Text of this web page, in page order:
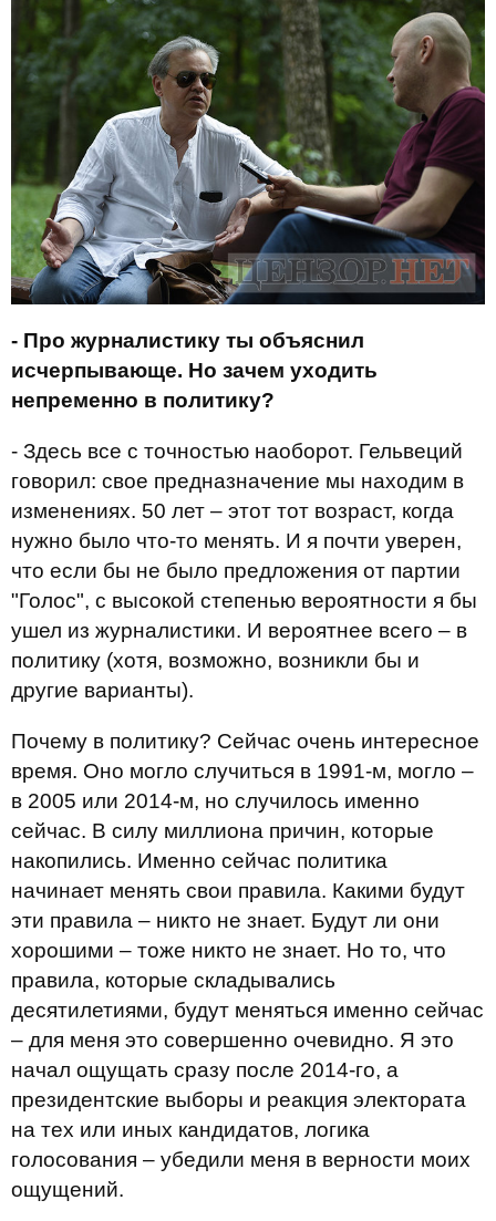
- Про журналистику ты объяснил
исчерпывающе. Но зачем уходить
непременно в политику?
- Здесь все с точностью наоборот. Гельвеций
говорил: свое предназначение мы находим в
изменениях. 50 лет – этот тот возраст, когда
нужно было что-то менять. И я почти уверен,
что если бы не было предложения от партии
"Голос", с высокой степенью вероятности я бы
ушел из журналистики. И вероятнее всего – в
политику (хотя, возможно, возникли бы и
другие варианты).
Почему в политику? Сейчас очень интересное
время. Оно могло случиться в 1991-м, могло –
в 2005 или 2014-м, но случилось именно
сейчас. В силу миллиона причин, которые
накопились. Именно сейчас политика
начинает менять свои правила. Какими будут
эти правила – никто не знает. Будут ли они
хорошими – тоже никто не знает. Но то, что
правила, которые складывались
десятилетиями, будут меняться именно сейчас
– для меня это совершенно очевидно. Я это
начал ощущать сразу после 2014-го, а
президентские выборы и реакция электората
на тех или иных кандидатов, логика
голосования – убедили меня в верности моих
ощущений.